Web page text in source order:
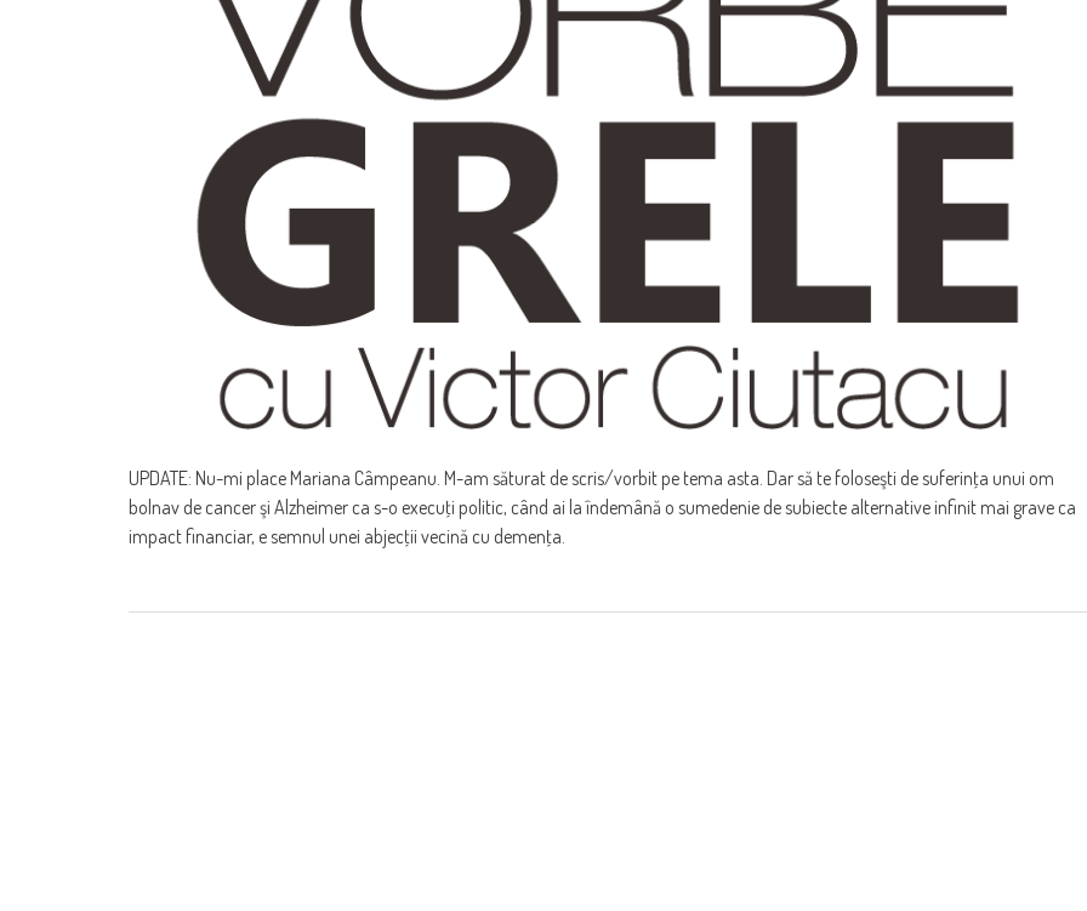
UPDATE: Nu-mi place Mariana Câmpeanu. M-am săturat de scris/vorbit pe tema asta. Dar să te foloseşti de suferinţa unui om
bolnav de cancer şi Alzheimer ca s-o execuţi politic, când ai la îndemână o sumedenie de subiecte alternative infinit mai grave ca
impact financiar, e semnul unei abjecţii vecină cu demenţa.